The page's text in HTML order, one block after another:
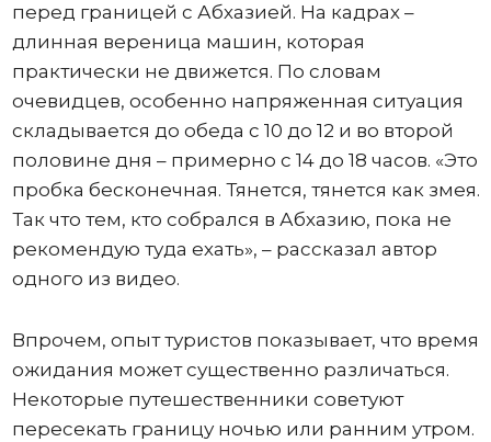
перед границей с Абхазией. На кадрах –
длинная вереница машин, которая
практически не движется. По словам
очевидцев, особенно напряженная ситуация
складывается до обеда с 10 до 12 и во второй
половине дня – примерно с 14 до 18 часов. «Это
пробка бесконечная. Тянется, тянется как змея.
Так что тем, кто собрался в Абхазию, пока не
рекомендую туда ехать», – рассказал автор
одного из видео.
Впрочем, опыт туристов показывает, что время
ожидания может существенно различаться.
Некоторые путешественники советуют
пересекать границу ночью или ранним утром.